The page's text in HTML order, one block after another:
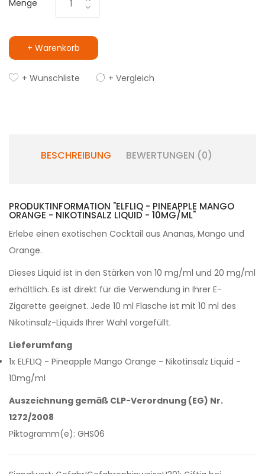
Menge
+ Warenkorb
+ Wunschliste + Vergleich
BESCHREIBUNG BEWERTUNGEN (0)
PRODUKTINFORMATION "ELFLIQ - PINEAPPLE MANGO
ORANGE - NIKOTINSALZ LIQUID - 10MG/ML"
Erlebe einen exotischen Cocktail aus Ananas, Mango und
Orange.
Dieses Liquid ist in den Stärken von 10 mg/ml und 20 mg/ml
erhältlich. Es ist direkt für die Verwendung in Ihrer E-
Zigarette geeignet. Jede 10 ml Flasche ist mit 10 ml des
Nikotinsalz-Liquids Ihrer Wahl vorgefüllt.
Lieferumfang
1x ELFLIQ - Pineapple Mango Orange - Nikotinsalz Liquid -
10mg/ml
Auszeichnung gemäß CLP-Verordnung (EG) Nr.
1272/2008
Piktogramm(e): GHS06